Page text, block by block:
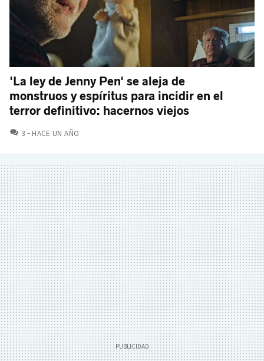
'La ley de Jenny Pen' se aleja de
monstruos y espíritus para incidir en el
terror definitivo: hacernos viejos
3 COMENTARIOS
HACE UN AÑO